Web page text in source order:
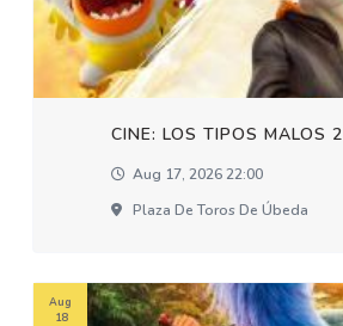
CINE: LOS TIPOS MALOS 2
Aug 17, 2026 22:00
Plaza De Toros De Úbeda
Aug
18